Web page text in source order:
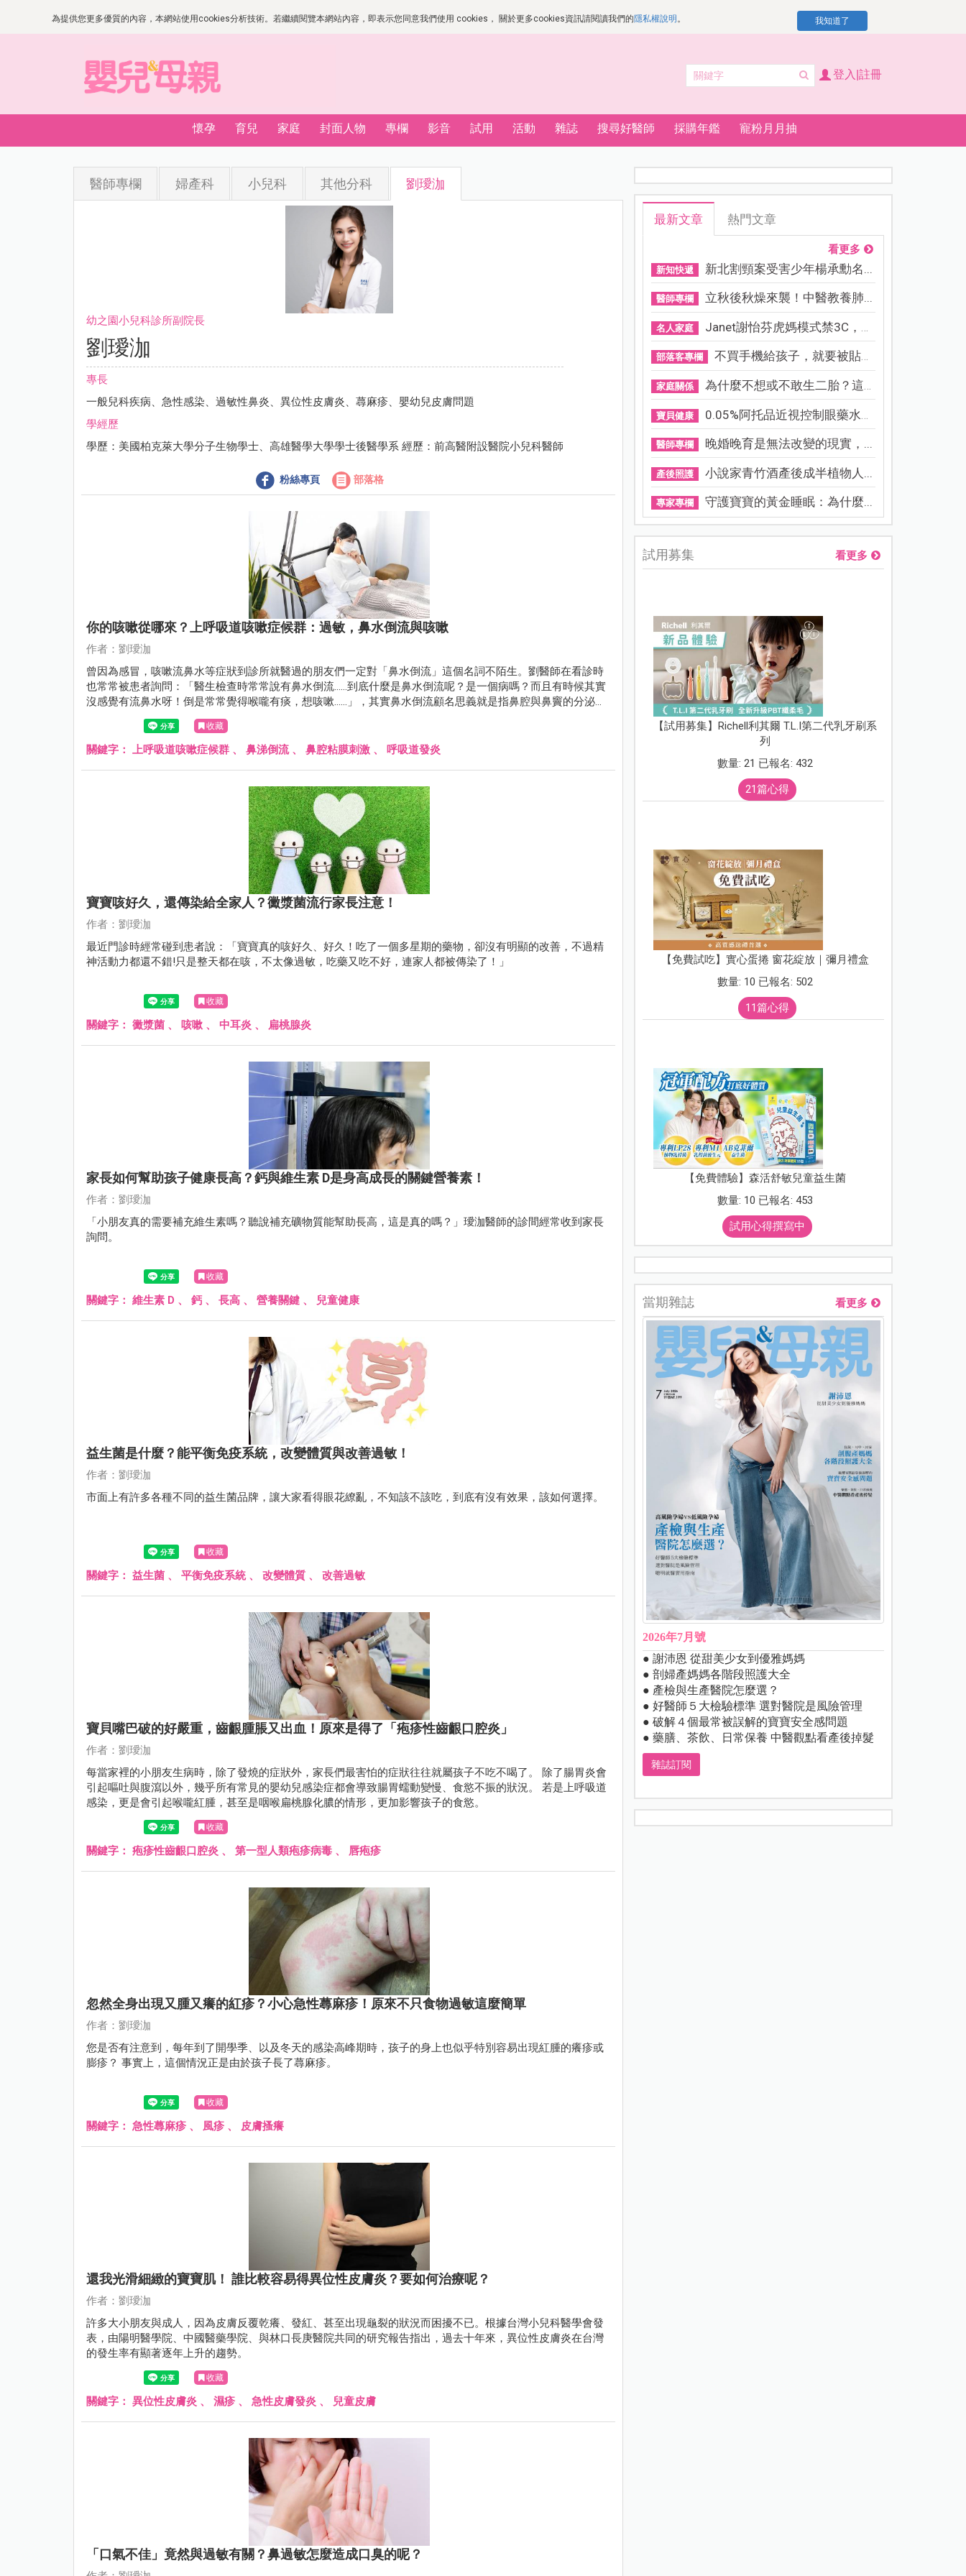
為提供您更多優質的內容，本網站使用cookies分析技術。若繼續閱覽本網站內容，即表示您同意我們使用 cookies， 關於更多cookies資訊請閱讀我們的隱私權說明 。 我知道了
登入|註冊
懷孕 育兒 家庭 封面人物 專欄 影音 試用 活動 雜誌 搜尋好醫師 採購年鑑 寵粉月月抽
醫師專欄 婦產科 小兒科 其他分科 劉璦泇
幼之園小兒科診所副院長
劉璦泇
專長
一般兒科疾病、急性感染、過敏性鼻炎、異位性皮膚炎、蕁麻疹、嬰幼兒皮膚問題
學經歷
學歷：美國柏克萊大學分子生物學士、高雄醫學大學學士後醫學系 經歷：前高醫附設醫院小兒科醫師
粉絲專頁 部落格
你的咳嗽從哪來？上呼吸道咳嗽症候群：過敏，鼻水倒流與咳嗽
作者：劉璦泇
曾因為感冒，咳嗽流鼻水等症狀到診所就醫過的朋友們一定對「鼻水倒流」這個名詞不陌生。劉醫師在看診時
也常常被患者詢問：「醫生檢查時常常說有鼻水倒流......到底什麼是鼻水倒流呢？是一個病嗎？而且有時候其實
沒感覺有流鼻水呀！倒是常常覺得喉嚨有痰，想咳嗽......」，其實鼻水倒流顧名思義就是指鼻腔與鼻竇的分泌物
往後滲，倒流至咽喉的一個正常生理現象。
收藏
關鍵字： 上呼吸道咳嗽症候群 、 鼻涕倒流、 鼻腔粘膜刺激 、 呼吸道發炎
寶寶咳好久，還傳染給全家人？黴漿菌流行家長注意！
作者：劉璦泇
最近門診時經常碰到患者說：「寶寶真的咳好久、好久！吃了一個多星期的藥物，卻沒有明顯的改善，不過精
神活動力都還不錯!只是整天都在咳，不太像過敏，吃藥又吃不好，連家人都被傳染了！」
收藏
關鍵字： 黴漿菌 、 咳嗽 、 中耳炎 、 扁桃腺炎
家長如何幫助孩子健康長高？鈣與維生素 D是身高成長的關鍵營養素！
作者：劉璦泇
「小朋友真的需要補充維生素嗎？聽說補充礦物質能幫助長高，這是真的嗎？」璦泇醫師的診間經常收到家長
詢問。
收藏
關鍵字： 維生素 D 、 鈣、 長高 、 營養關鍵 、 兒童健康
益生菌是什麼？能平衡免疫系統，改變體質與改善過敏！
作者：劉璦泇
市面上有許多各種不同的益生菌品牌，讓大家看得眼花繚亂，不知該不該吃，到底有沒有效果，該如何選擇。
收藏
關鍵字： 益生菌 、 平衡免疫系統、 改變體質 、 改善過敏
寶貝嘴巴破的好嚴重，齒齦腫脹又出血！原來是得了「疱疹性齒齦口腔炎」
作者：劉璦泇
每當家裡的小朋友生病時，除了發燒的症狀外，家長們最害怕的症狀往往就屬孩子不吃不喝了。 除了腸胃炎會
引起嘔吐與腹瀉以外，幾乎所有常見的嬰幼兒感染症都會導致腸胃蠕動變慢、食慾不振的狀況。 若是上呼吸道
感染，更是會引起喉嚨紅腫，甚至是咽喉扁桃腺化膿的情形，更加影響孩子的食慾。
收藏
關鍵字： 疱疹性齒齦口腔炎 、 第一型人類疱疹病毒 、 唇疱疹
忽然全身出現又腫又癢的紅疹？小心急性蕁麻疹！原來不只食物過敏這麼簡單
作者：劉璦泇
您是否有注意到，每年到了開學季、以及冬天的感染高峰期時，孩子的身上也似乎特別容易出現紅腫的癢疹或
膨疹？ 事實上，這個情況正是由於孩子長了蕁麻疹。
收藏
關鍵字： 急性蕁麻疹 、 風疹 、 皮膚搔癢
還我光滑細緻的寶寶肌！ 誰比較容易得異位性皮膚炎？要如何治療呢？
作者：劉璦泇
許多大小朋友與成人，因為皮膚反覆乾癢、發紅、甚至出現龜裂的狀況而困擾不已。根據台灣小兒科醫學會發
表，由陽明醫學院、中國醫藥學院、與林口長庚醫院共同的研究報告指出，過去十年來，異位性皮膚炎在台灣
的發生率有顯著逐年上升的趨勢。
收藏
關鍵字： 異位性皮膚炎 、 濕疹 、 急性皮膚發炎 、 兒童皮膚
「口氣不佳」竟然與過敏有關？鼻過敏怎麼造成口臭的呢？
最新文章 熱門文章
看更多
新知快遞 新北割頸案受害少年楊承勳名...
醫師專欄 立秋後秋燥來襲！中醫教養肺...
名人家庭 Janet謝怡芬虎媽模式禁3C，看...
部落客專欄 不買手機給孩子，就要被貼「...
家庭關係 為什麼不想或不敢生二胎？這8...
寶貝健康 0.05%阿托品近視控制眼藥水納...
醫師專欄 晚婚晚育是無法改變的現實，...
產後照護 小說家青竹酒產後成半植物人...
專家專欄 守護寶寶的黃金睡眠：為什麼...
試用募集 看更多
【試用募集】Richell利其爾 T.L.I第二代乳牙刷系
列
數量: 21 已報名: 432
21篇心得
【免費試吃】實心蛋捲 窗花綻放｜彌月禮盒
數量: 10 已報名: 502
11篇心得
【免費體驗】森活舒敏兒童益生菌
數量: 10 已報名: 453
試用心得撰寫中
當期雜誌 看更多
2026年7月號
● 謝沛恩 從甜美少女到優雅媽媽
● 剖婦產媽媽各階段照護大全
● 產檢與生產醫院怎麼選？
● 好醫師５大檢驗標準 選對醫院是風險管理
● 破解４個最常被誤解的寶寶安全感問題
● 藥膳、茶飲、日常保養 中醫觀點看產後掉髮
雜誌訂閱